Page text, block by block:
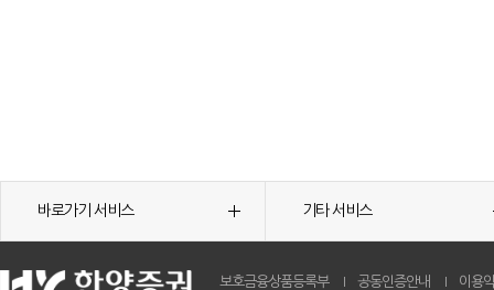
바로가기 서비스 기타 서비스
보호금융상품등록부 공동인증안내 이용